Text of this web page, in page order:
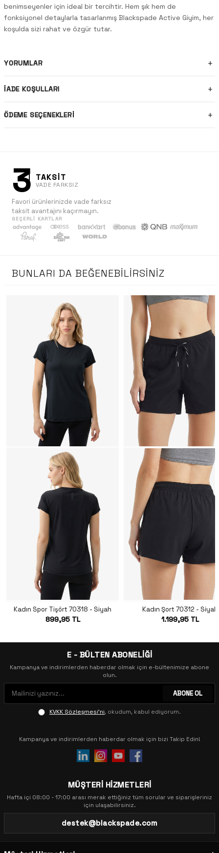
benimseyenler için ideal bir tercihtir. Hem şık hem de
fonksiyonel detaylarla tasarlanmış Blackspade Active Giyim, her
koşulda sizi rahat ve özgür tutar.
YORUMLAR
İADE KOŞULLARI
ÖDEME SEÇENEKLERI
3 TAKSİT
VADE FARKSIZ
Favori ürünlerinizde vade farksız
taksit avantajını kaçırmayın.
GEÇERLI KARTLAR
BUNLARI DA BEĞENEBILIRSINIZ
Kadın Spor Tişört 70318 - Siyah
899,95 TL
Kadın Şort 70312 - Siyah
1.199,95 TL
E - BÜLTEN ABONELİĞİ
Kampanya ve indirimlerden haberdar olmak için e-bültenimize abone
olun.
ABONE OL
KVKK Sözleşmesi'ni, okudum, kabul ediyorum.
Kampanya ve indirimlerden haberdar olmak için bizi Takip Edin!
MÜŞTERİ HİZMETLERİ
Hafta içi 08:00 - 17:00 arası merak ettiğiniz tüm sorular ve siparişleriniz
için ulaşabilirsiniz.
destek@blackspade.com